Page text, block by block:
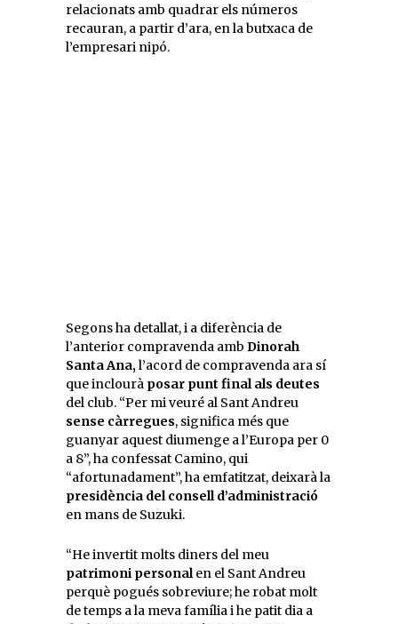
relacionats amb quadrar els números
recauran, a partir d’ara, en la butxaca de
l’empresari nipó.
Segons ha detallat, i a diferència de
l’anterior compravenda amb Dinorah
Santa Ana,l’acord de compravenda ara sí
que inclourà posar punt final als deutes
del club. “Per mi veuré al Sant Andreu
sense càrregues, significa més que
guanyar aquest diumenge a l’Europa per 0
a 8”, ha confessat Camino, qui
“afortunadament”, ha emfatitzat, deixarà la
presidència del consell d’administració
en mans de Suzuki.
“He invertit molts diners del meu
patrimoni personalen el Sant Andreu
perquè pogués sobreviure; he robat molt
de temps a la meva família i he patit dia a